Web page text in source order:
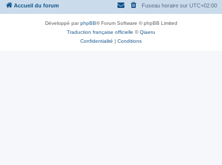
Accueil du forum Fuseau horaire sur UTC+02:00
Développé parphpBB® Forum Software © phpBB Limited
Traduction française officielle ©Qiaeru
Confidentialité | Conditions